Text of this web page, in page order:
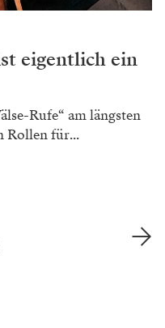
eigentlich ein
Rufe“ am längsten
Rollen für...